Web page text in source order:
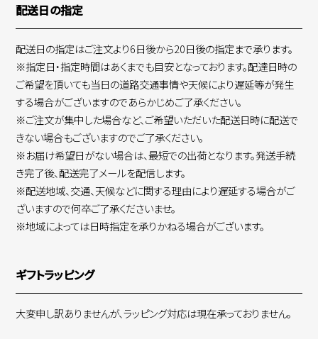
配送日の指定
配送日の指定はご注文より6日後から20日後の指定まで承ります。
※指定日・指定時間はあくまでも目安となっております。配達日時の
ご希望を頂いても当日の道路交通事情や天候により遅延等が発生
する場合がございますのであらかじめご了承ください。
※ご注文が集中した場合など、ご希望いただいた配送日時に配送で
きない場合もございますのでご了承ください。
※お届け希望日がない場合は、最短での出荷となります。発送手続
き完了後、配送完了メールを配信します。
※配送地域、交通、天候などに関する理由により遅延する場合がご
ざいますので何卒ご了承くださいませ。
※地域によっては日時指定を承りかねる場合がございます。
ギフトラッピング
大変申し訳ありませんが、ラッピング対応は現在承っておりません。